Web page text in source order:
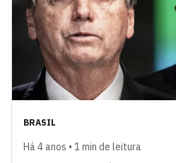
BRASIL
Há 4 anos • 1 min de leitura